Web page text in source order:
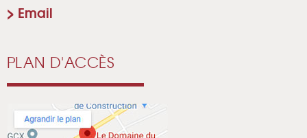
> Email
PLAN D'ACCÈS